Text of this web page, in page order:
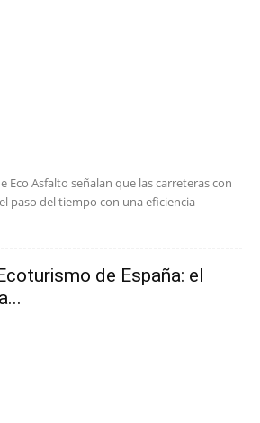
Eco Asfalto señalan que las carreteras con
paso del tiempo con una eficiencia
de España: el